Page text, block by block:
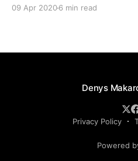
бюджеты практически с
этой ссылке. Рефералам
09 Apr 20206 min read
Denys
Privacy Policy
Powered